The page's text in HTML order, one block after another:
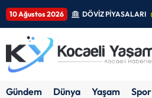
10 Ağustos 2026 DÖVİZ PİYASALARI
Gündem Dünya Yaşam Spor